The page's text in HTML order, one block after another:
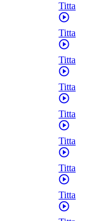
Titta
Titta
Titta
Titta
Titta
Titta
Titta
Titta